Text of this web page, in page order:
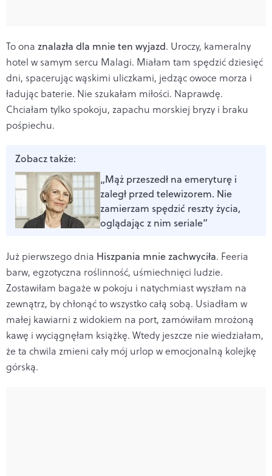
To ona znalazła dla mnie ten wyjazd. Uroczy, kameralny
hotel w samym sercu Malagi. Miałam tam spędzić dziesięć
dni, spacerując wąskimi uliczkami, jedząc owoce morza i
ładując baterie. Nie szukałam miłości. Naprawdę.
Chciałam tylko spokoju, zapachu morskiej bryzy i braku
pośpiechu.
Zobacz także:
„Mąż przeszedł na emeryturę i
zaległ przed telewizorem. Nie
zamierzam spędzić reszty życia,
oglądając z nim seriale”
Już pierwszego dnia Hiszpania mnie zachwyciła. Feeria
barw, egzotyczna roślinność, uśmiechnięci ludzie.
Zostawiłam bagaże w pokoju i natychmiast wyszłam na
zewnątrz, by chłonąć to wszystko całą sobą. Usiadłam w
małej kawiarni z widokiem na port, zamówiłam mrożoną
kawę i wyciągnęłam książkę. Wtedy jeszcze nie wiedziałam,
że ta chwila zmieni cały mój urlop w emocjonalną kolejkę
górską.